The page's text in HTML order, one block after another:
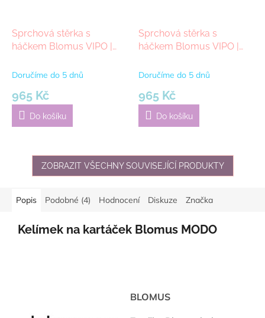
Sprchová stěrka s
háčkem Blomus VIPO |
Doručíme do 5 dnů
965 Kč
Do košíku
Sprchová stěrka s
háčkem Blomus VIPO |
Doručíme do 5 dnů
965 Kč
Do košíku
ZOBRAZIT VŠECHNY SOUVISEJÍCÍ PRODUKTY
Popis Podobné (4) Hodnocení Diskuze Značka
Kelímek na kartáček Blomus MODO
BLOMUS